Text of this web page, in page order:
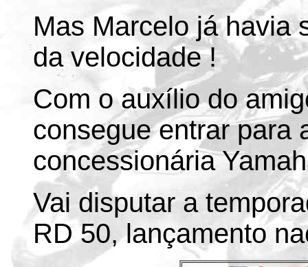
Mas Marcelo já havia
da velocidade !
Com o auxílio do
consegue entrar para
concessionária
Vai disputar a
RD 50, lançamento